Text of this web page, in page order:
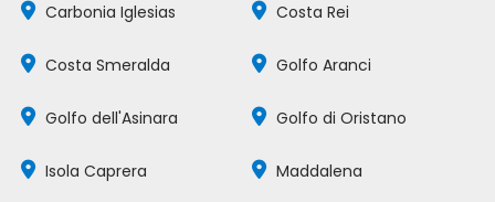
Carbonia Iglesias Costa Rei
Costa Smeralda Golfo Aranci
Golfo dell'Asinara Golfo di Oristano
Isola Caprera Maddalena